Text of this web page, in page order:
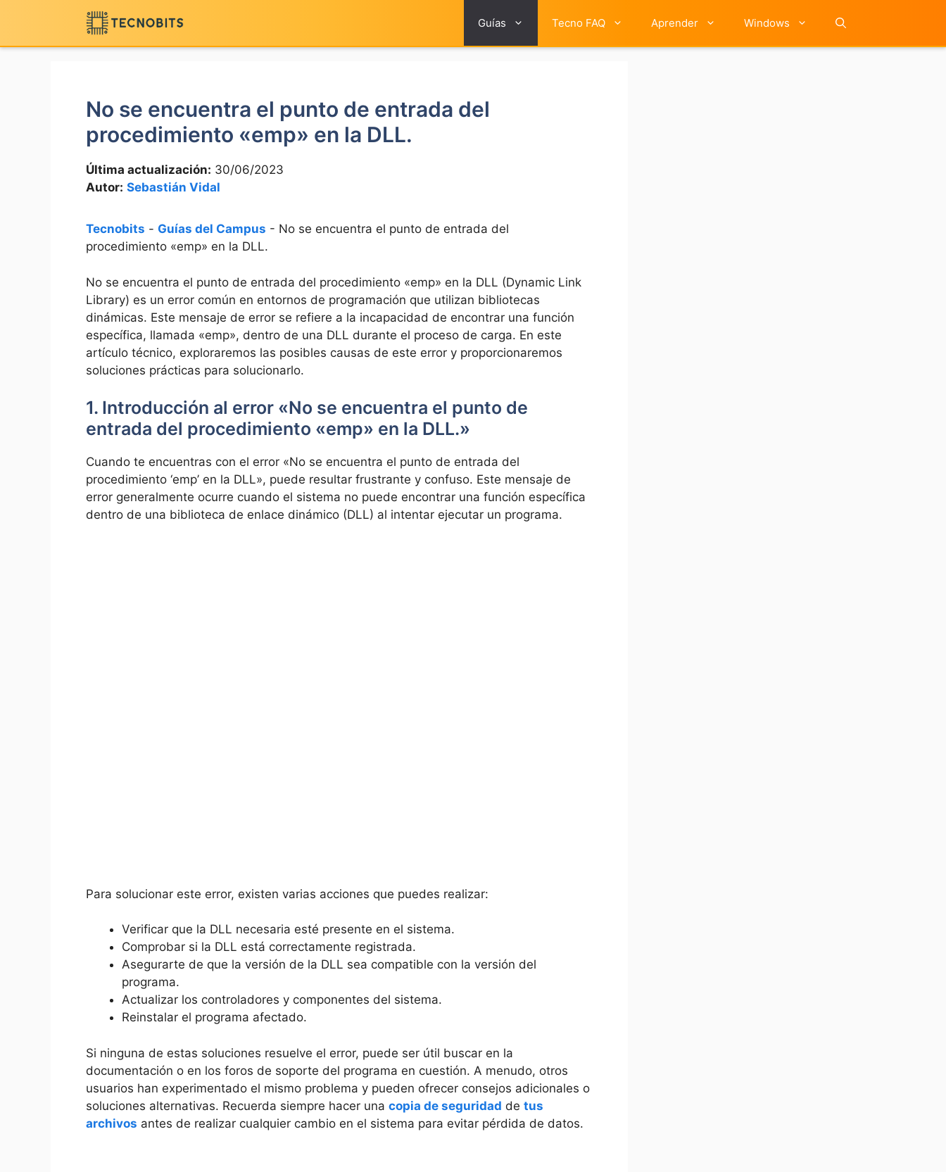
contenido
Guías Tecno FAQ Aprender Windows
No se encuentra el punto de entrada del
procedimiento «emp» en la DLL.
Última actualización: 30/06/2023
Autor: Sebastián Vidal
Tecnobits - Guías del Campus - No se encuentra el punto de entrada del
procedimiento «emp» en la DLL.
No se encuentra el punto de entrada del procedimiento «emp» en la DLL (Dynamic Link
Library) es un error común en entornos de programación que utilizan bibliotecas
dinámicas. Este mensaje de error se refiere a la incapacidad de encontrar una función
específica, llamada «emp», dentro de una DLL durante el proceso de carga. En este
artículo técnico, exploraremos las posibles causas de este error y proporcionaremos
soluciones prácticas para solucionarlo.
1. Introducción al error «No se encuentra el punto de
entrada del procedimiento «emp» en la DLL.»
Cuando te encuentras con el error «No se encuentra el punto de entrada del
procedimiento ‘emp’ en la DLL», puede resultar frustrante y confuso. Este mensaje de
error generalmente ocurre cuando el sistema no puede encontrar una función específica
dentro de una biblioteca de enlace dinámico (DLL) al intentar ejecutar un programa.
Para solucionar este error, existen varias acciones que puedes realizar:
Verificar que la DLL necesaria esté presente en el sistema.
Comprobar si la DLL está correctamente registrada.
Asegurarte de que la versión de la DLL sea compatible con la versión del
programa.
Actualizar los controladores y componentes del sistema.
Reinstalar el programa afectado.
Si ninguna de estas soluciones resuelve el error, puede ser útil buscar en la
documentación o en los foros de soporte del programa en cuestión. A menudo, otros
usuarios han experimentado el mismo problema y pueden ofrecer consejos adicionales o
soluciones alternativas. Recuerda siempre hacer una copia de seguridad de tus
archivos antes de realizar cualquier cambio en el sistema para evitar pérdida de datos.